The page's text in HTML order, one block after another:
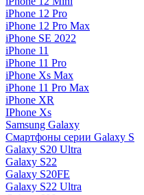
iPhone 12 Pro
iPhone 12 Pro Max
iPhone SE 2022
iPhone 11
iPhone 11 Pro
iPhone Xs Max
iPhone 11 Pro Max
iPhone XR
IPhone Xs
Samsung Galaxy
Смартфоны серии Galaxy S
Galaxy S20 Ultra
Galaxy S22
Galaxy S20FE
Galaxy S22 Ultra